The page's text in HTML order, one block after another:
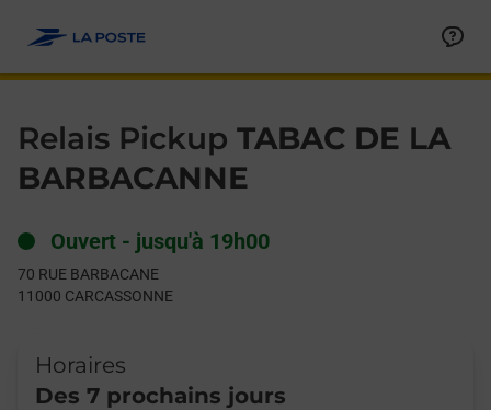
Relais Pickup TABAC DE LA
BARBACANNE
Ouvert - jusqu'à 19h00
70 RUE BARBACANE
11000 CARCASSONNE
Horaires
Des 7 prochains jours